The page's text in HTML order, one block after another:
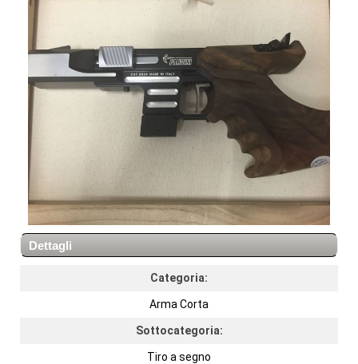
Dettagli
Categoria:
Arma Corta
Sottocategoria:
Tiro a segno